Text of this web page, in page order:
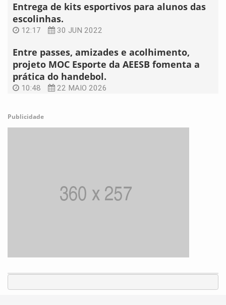
Entrega de kits esportivos para alunos das
escolinhas.
12:17 30 JUN 2022
Entre passes, amizades e acolhimento,
projeto MOC Esporte da AEESB fomenta a
prática do handebol.
10:48 22 MAIO 2026
Publicidade